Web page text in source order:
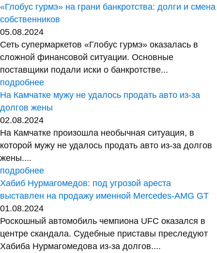
«Глобус гурмэ» на грани банкротства: долги и смена
собственников
05.08.2024
Сеть супермаркетов «Глобус гурмэ» оказалась в
сложной финансовой ситуации. Основные
поставщики подали иски о банкротстве...
подробнее
На Камчатке мужу не удалось продать авто из-за
долгов жены
02.08.2024
На Камчатке произошла необычная ситуация, в
которой мужу не удалось продать авто из-за долгов
жены....
подробнее
Хабиб Нурмагомедов: под угрозой ареста
выставлен на продажу именной Mercedes-AMG GT
01.08.2024
Роскошный автомобиль чемпиона UFC оказался в
центре скандала. Судебные приставы преследуют
Хабиба Нурмагомедова из-за долгов....